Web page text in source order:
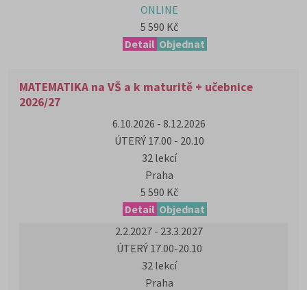
ONLINE
5 590 Kč
Detail Objednat
MATEMATIKA na VŠ a k maturitě + učebnice
2026/27
6.10.2026 - 8.12.2026
ÚTERÝ 17.00 - 20.10
32 lekcí
Praha
5 590 Kč
Detail Objednat
2.2.2027 - 23.3.2027
ÚTERÝ 17.00-20.10
32 lekcí
Praha